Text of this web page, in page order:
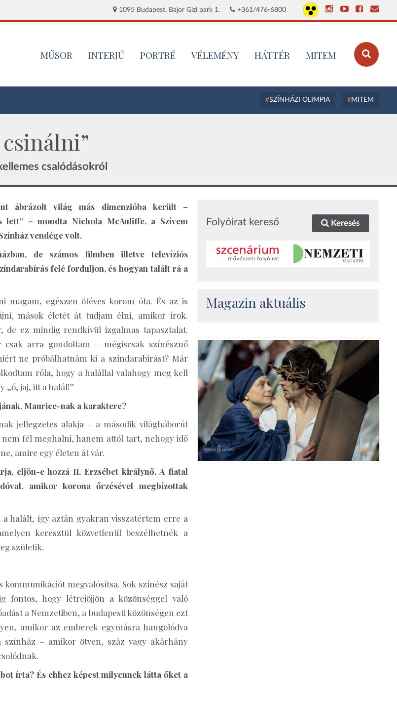
1095 Budapest, Bajor Gizi park 1. +361/476-6800
MŰSOR INTERJÚ PORTRÉ VÉLEMÉNY HÁTTÉR MITEM
SZÍNHÁZI OLIMPIA MITEM
csalódásokról
ábrázolt világ más dimenzióba került –
lett” – mondta Nichola McAuliffe, a Szívem
vendége volt.
de számos filmben illetve televíziós
felé forduljon, és hogyan talált rá a
magam, egészen ötéves korom óta. És az is
mások életét át tudjam élni, amikor írok.
ez mindig rendkívül izgalmas tapasztalat.
arra gondoltam – mégiscsak színésznő
ne próbálhatnám ki a színdarabírást? Már
róla, hogy a halállal valahogy meg kell
„ó, jaj, itt a halál!”
Maurice-nak a karaktere?
jellegzetes alakja – a második világháborút
fél meghalni, hanem attól tart, nehogy idő
amire egy életen át vár.
eljön-e hozzá II. Erzsébet királynő. A fiatal
amikor korona őrzésével megbízottak
halált, így aztán gyakran visszatértem erre a
keresztül közvetlenül beszélhetnék a
születik.
megvalósítsa. Sok színész saját
fontos, hogy létrejöjjön a közönséggel való
a Nemzetiben, a budapesti közönségen ezt
amikor az emberek egymásra hangolódva
– amikor ötven, száz vagy akárhány
írta? És ehhez képest milyennek látta őket a
Folyóirat kereső Keresés
Magazin aktuális